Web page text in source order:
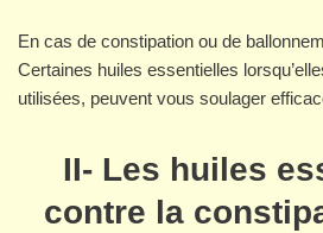
En cas de constipation ou de
Certaines huiles essentielles
utilisées, peuvent vous soulager
II- Les huiles
contre la